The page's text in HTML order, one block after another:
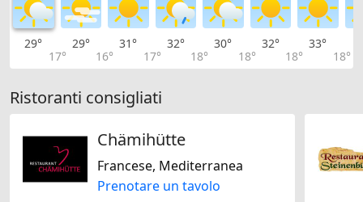
29°
17°
29°
16°
31°
17°
32°
18°
30°
18°
32°
18°
33°
18°
Ristoranti consigliati
Chämihütte
Francese, Mediterranea
Prenotare un tavolo